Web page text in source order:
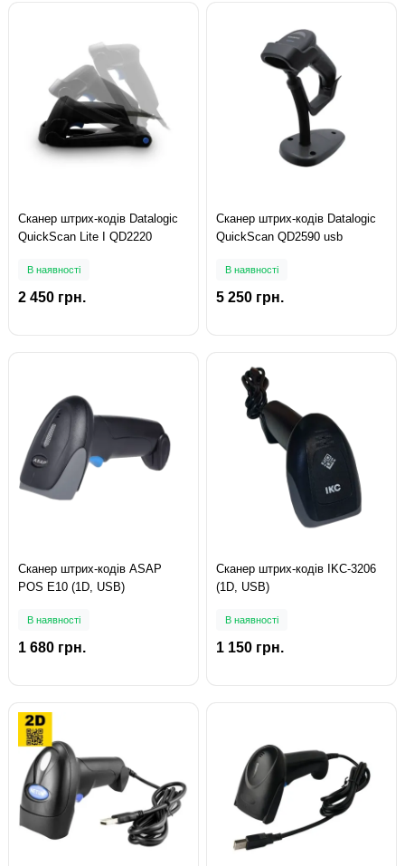
Сканер штрих-кодів Datalogic
QuickScan Lite I QD2220
В наявності
2 450 грн.
Сканер штрих-кодів Datalogic
QuickScan QD2590 usb
В наявності
5 250 грн.
Сканер штрих-кодів ASAP
POS E10 (1D, USB)
В наявності
1 680 грн.
Сканер штрих-кодів IKC-3206
(1D, USB)
В наявності
1 150 грн.